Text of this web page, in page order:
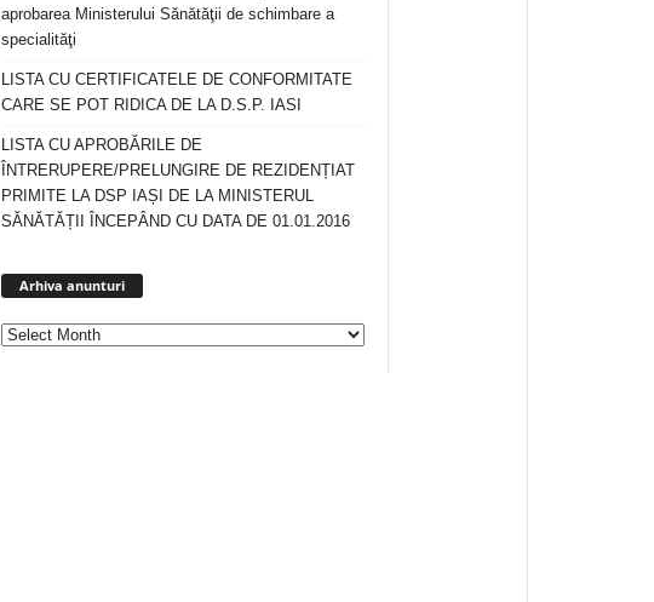
aprobarea Ministerului Sănătăţii de schimbare a
specialităţi
LISTA CU CERTIFICATELE DE CONFORMITATE
CARE SE POT RIDICA DE LA D.S.P. IASI
LISTA CU APROBĂRILE DE
ÎNTRERUPERE/PRELUNGIRE DE REZIDENȚIAT
PRIMITE LA DSP IAȘI DE LA MINISTERUL
SĂNĂTĂȚII ÎNCEPÂND CU DATA DE 01.01.2016
Arhiva anunturi